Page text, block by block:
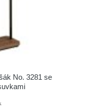
No. 3281 se